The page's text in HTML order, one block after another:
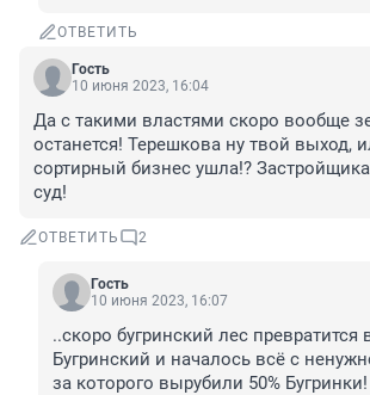
ОТВЕТИТЬ
Гость
10 июня 2023, 16:04
Да с такими властями скоро вообще
останется! Терешкова ну твой выход,
сортирный бизнес ушла!?
суд!
ОТВЕТИТЬ 2
Гость
10 июня 2023, 16:07
..скоро бугринский лес
Бугринский и началось всё с
за которого вырубили 50% Бугринки!